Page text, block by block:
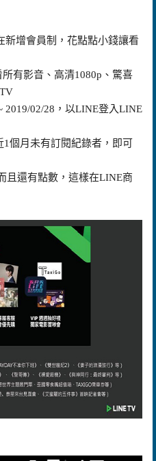
新增會員制，花點點小錢讓看
有影音、高清1080p、驚喜
2019/02/28，以LINE登入LINE
個月未有訂閱紀錄者，即可
且還有點數，這樣在LINE商